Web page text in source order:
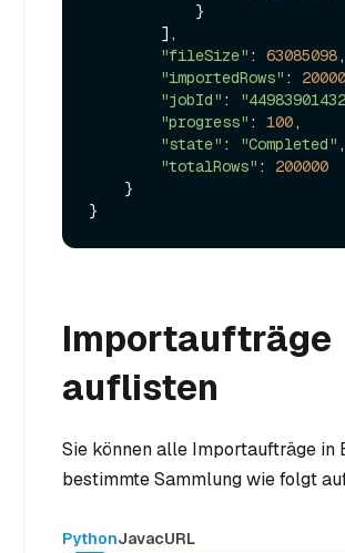
"fileSize" : 63085098 ,
"importedRows" :
"jobId" :
"progress" : 100 ,
"state" : "Completed" ,
"totalRows" : 200000
Importaufträge
auflisten
Sie können alle Importaufträge in
bestimmte Sammlung wie folgt
PythonJavacURL